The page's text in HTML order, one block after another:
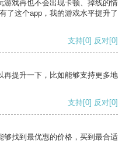
游戏再也不会出现卡顿、掉线的情
了这个app，我的游戏水平提升了
支持[0] 反对[0]
再提升一下，比如能够支持更多地
支持[0] 反对[0]
够找到最优惠的价格，买到最合适